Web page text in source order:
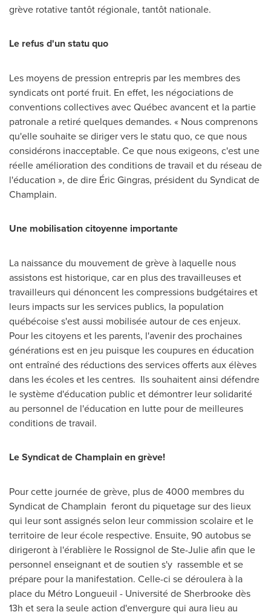
grève rotative tantôt régionale, tantôt nationale.
Le refus d'un statu quo
Les moyens de pression entrepris par les membres des
syndicats ont porté fruit. En effet, les négociations de
conventions collectives avec Québec avancent et la partie
patronale a retiré quelques demandes. « Nous comprenons
qu'elle souhaite se diriger vers le statu quo, ce que nous
considérons inacceptable. Ce que nous exigeons, c'est une
réelle amélioration des conditions de travail et du réseau de
l'éducation », de dire Éric Gingras, président du Syndicat de
Champlain.
Une mobilisation citoyenne importante
La naissance du mouvement de grève à laquelle nous
assistons est historique, car en plus des travailleuses et
travailleurs qui dénoncent les compressions budgétaires et
leurs impacts sur les services publics, la population
québécoise s'est aussi mobilisée autour de ces enjeux.
Pour les citoyens et les parents, l'avenir des prochaines
générations est en jeu puisque les coupures en éducation
ont entraîné des réductions des services offerts aux élèves
dans les écoles et les centres. Ils souhaitent ainsi défendre
le système d'éducation public et démontrer leur solidarité
au personnel de l'éducation en lutte pour de meilleures
conditions de travail.
Le Syndicat de Champlainen grève!
Pour cette journée de grève, plus de 4000 membres du
Syndicat de Champlain feront du piquetage sur des lieux
qui leur sont assignés selon leur commission scolaire et le
territoire de leur école respective. Ensuite, 90 autobus se
dirigeront à l'érablière le Rossignol deSte-Julieafin que le
personnel enseignant et de soutien s'y rassemble et se
prépare pour la manifestation. Celle-ci se déroulera à la
place du Métro Longueuil - Université deSherbrookedès
13h et sera la seule action d'envergure qui aura lieu au